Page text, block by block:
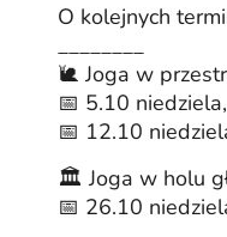
O kolejnych
________
🐌 Joga w
📅 5.10
📅 12.10
🏛️ Joga w holu
📅 26.10